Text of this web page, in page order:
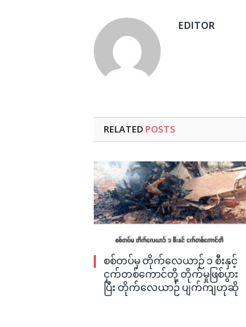
EDITOR
RELATED POSTS
စစ်တပ်မှ တိုက်လေယာဉ် ၁ စီးနှင့်
ငှက်တစ်ကောင်တို့ တိုက်မှုဖြစ်ပွား
ပြီး တိုက်လေယာဉ် ပျက်ကျဟုဆို